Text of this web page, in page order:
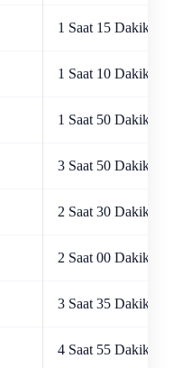
1 Saat 15 Dakika
1 Saat 10 Dakika
1 Saat 50 Dakika
3 Saat 50 Dakika
2 Saat 30 Dakika
2 Saat 00 Dakika
3 Saat 35 Dakika
4 Saat 55 Dakika